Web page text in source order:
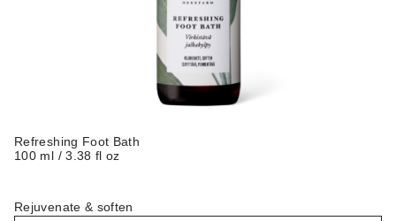
Refreshing Foot Bath
100 ml / 3.38 fl oz
Rejuvenate & soften